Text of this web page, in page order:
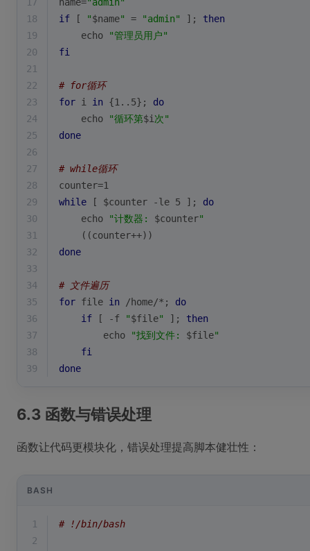
18
if [ "$name" = "admin" ]; then
19
echo
"管理员用户"
20
fi
21
22
# for循环
23
for i in {1..5}; do
24
echo "循环第$i 次"
25
done
26
27
# while循环
28
counter=1
29
while [ $counter -le 5 ]; do
30
echo "计数器: $counter"
31
    ((counter++))
32
done
33
34
# 文件遍历
35
for file in /home/*; do
36
if [ -f "$file" ]; then
37
echo "找到文件: $file"
38
fi
39
done
6.3 函数与错误处理
函数让代码更模块化，错误处理提高脚本健壮性：
BASH
1
# !/bin/bash
2